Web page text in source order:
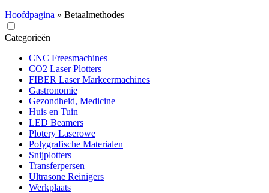
Hoofdpagina » Betaalmethodes
Categorieën
CNC Freesmachines
CO2 Laser Plotters
FIBER Laser Markeermachines
Gastronomie
Gezondheid, Medicine
Huis en Tuin
LED Beamers
Plotery Laserowe
Polygrafische Materialen
Snijplotters
Transferpersen
Ultrasone Reinigers
Werkplaats